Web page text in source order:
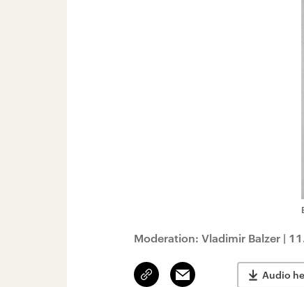
Moderation: Vladimir Balzer |
Link
kopieren/teilen
Email Audio